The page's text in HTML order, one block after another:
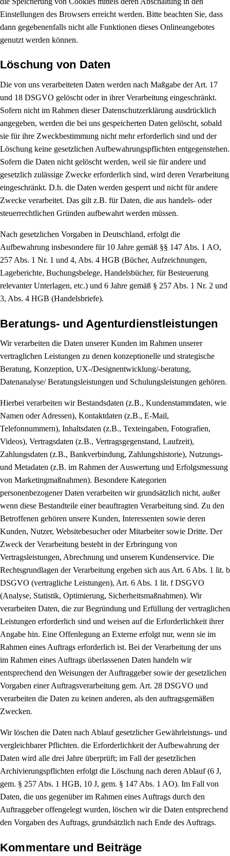
Einstellungen des Browsers erreicht werden. Bitte beachten Sie, dass
dann gegebenenfalls nicht alle Funktionen dieses Onlineangebotes
genutzt werden können.
Löschung von Daten
Die von uns verarbeiteten Daten werden nach Maßgabe der Art. 17
und 18 DSGVO gelöscht oder in ihrer Verarbeitung eingeschränkt.
Sofern nicht im Rahmen dieser Datenschutzerklärung ausdrücklich
angegeben, werden die bei uns gespeicherten Daten gelöscht, sobald
sie für ihre Zweckbestimmung nicht mehr erforderlich sind und der
Löschung keine gesetzlichen Aufbewahrungspflichten entgegenstehen.
Sofern die Daten nicht gelöscht werden, weil sie für andere und
gesetzlich zulässige Zwecke erforderlich sind, wird deren Verarbeitung
eingeschränkt. D.h. die Daten werden gesperrt und nicht für andere
Zwecke verarbeitet. Das gilt z.B. für Daten, die aus handels- oder
steuerrechtlichen Gründen aufbewahrt werden müssen.
Nach gesetzlichen Vorgaben in Deutschland, erfolgt die
Aufbewahrung insbesondere für 10 Jahre gemäß §§ 147 Abs. 1 AO,
257 Abs. 1 Nr. 1 und 4, Abs. 4 HGB (Bücher, Aufzeichnungen,
Lageberichte, Buchungsbelege, Handelsbücher, für Besteuerung
relevanter Unterlagen, etc.) und 6 Jahre gemäß § 257 Abs. 1 Nr. 2 und
3, Abs. 4 HGB (Handelsbriefe).
Beratungs- und Agenturdienstleistungen
Wir verarbeiten die Daten unserer Kunden im Rahmen unserer
vertraglichen Leistungen zu denen konzeptionelle und strategische
Beratung, Konzeption, UX-/Designentwicklung/-beratung,
Datenanalyse/ Beratungsleistungen und Schulungsleistungen gehören.
Hierbei verarbeiten wir Bestandsdaten (z.B., Kundenstammdaten, wie
Namen oder Adressen), Kontaktdaten (z.B., E-Mail,
Telefonnummern), Inhaltsdaten (z.B., Texteingaben, Fotografien,
Videos), Vertragsdaten (z.B., Vertragsgegenstand, Laufzeit),
Zahlungsdaten (z.B., Bankverbindung, Zahlungshistorie), Nutzungs-
und Metadaten (z.B. im Rahmen der Auswertung und Erfolgsmessung
von Marketingmaßnahmen). Besondere Kategorien
personenbezogener Daten verarbeiten wir grundsätzlich nicht, außer
wenn diese Bestandteile einer beauftragten Verarbeitung sind. Zu den
Betroffenen gehören unsere Kunden, Interessenten sowie deren
Kunden, Nutzer, Websitebesucher oder Mitarbeiter sowie Dritte. Der
Zweck der Verarbeitung besteht in der Erbringung von
Vertragsleistungen, Abrechnung und unserem Kundenservice. Die
Rechtsgrundlagen der Verarbeitung ergeben sich aus Art. 6 Abs. 1 lit. b
DSGVO (vertragliche Leistungen), Art. 6 Abs. 1 lit. f DSGVO
(Analyse, Statistik, Optimierung, Sicherheitsmaßnahmen). Wir
verarbeiten Daten, die zur Begründung und Erfüllung der vertraglichen
Leistungen erforderlich sind und weisen auf die Erforderlichkeit ihrer
Angabe hin. Eine Offenlegung an Externe erfolgt nur, wenn sie im
Rahmen eines Auftrags erforderlich ist. Bei der Verarbeitung der uns
im Rahmen eines Auftrags überlassenen Daten handeln wir
entsprechend den Weisungen der Auftraggeber sowie der gesetzlichen
Vorgaben einer Auftragsverarbeitung gem. Art. 28 DSGVO und
verarbeiten die Daten zu keinen anderen, als den auftragsgemäßen
Zwecken.
Wir löschen die Daten nach Ablauf gesetzlicher Gewährleistungs- und
vergleichbarer Pflichten. die Erforderlichkeit der Aufbewahrung der
Daten wird alle drei Jahre überprüft; im Fall der gesetzlichen
Archivierungspflichten erfolgt die Löschung nach deren Ablauf (6 J,
gem. § 257 Abs. 1 HGB, 10 J, gem. § 147 Abs. 1 AO). Im Fall von
Daten, die uns gegenüber im Rahmen eines Auftrags durch den
Auftraggeber offengelegt wurden, löschen wir die Daten entsprechend
den Vorgaben des Auftrags, grundsätzlich nach Ende des Auftrags.
Kommentare und Beiträge